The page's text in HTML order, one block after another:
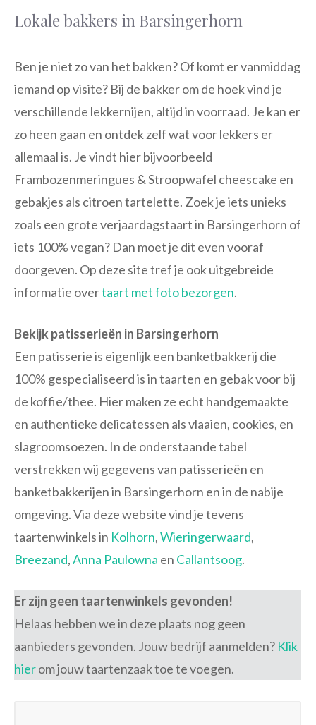
Lokale bakkers in Barsingerhorn
Ben je niet zo van het bakken? Of komt er vanmiddag
iemand op visite? Bij de bakker om de hoek vind je
verschillende lekkernijen, altijd in voorraad. Je kan er
zo heen gaan en ontdek zelf wat voor lekkers er
allemaal is. Je vindt hier bijvoorbeeld
Frambozenmeringues & Stroopwafel cheescake en
gebakjes als citroen tartelette. Zoek je iets unieks
zoals een grote verjaardagstaart in Barsingerhorn of
iets 100% vegan? Dan moet je dit even vooraf
doorgeven. Op deze site tref je ook uitgebreide
informatie overtaart met foto bezorgen.
Bekijk patisserieën in Barsingerhorn
Een patisserie is eigenlijk een banketbakkerij die
100% gespecialiseerd is in taarten en gebak voor bij
de koffie/thee. Hier maken ze echt handgemaakte
en authentieke delicatessen als vlaaien, cookies, en
slagroomsoezen. In de onderstaande tabel
verstrekken wij gegevens van patisserieën en
banketbakkerijen in Barsingerhorn en in de nabije
omgeving. Via deze website vind je tevens
taartenwinkels in Kolhorn,Wieringerwaard,
Breezand,Anna Paulowna en Callantsoog.
Er zijn geen taartenwinkels gevonden!
Helaas hebben we in deze plaats nog geen
aanbieders gevonden. Jouw bedrijf aanmelden? Klik
hierom jouw taartenzaak toe te voegen.